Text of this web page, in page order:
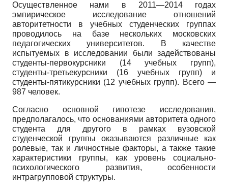
Осуществленное нами в 2011—2014 годах
эмпирическое исследование отношений
авторитетности в учебных студенческих группах
проводилось на базе нескольких московских
педагогических университетов. В качестве
испытуемых в исследовании были задействованы
студенты-первокурсники (14 учебных групп),
студенты-третьекурсники (16 учебных групп) и
студенты-пятикурсники (12 учебных групп). Всего —
987 человек.
Согласно основной гипотезе исследования,
предполагалось, что основаниями авторитета одного
студента для другого в рамках вузовской
студенческой группы оказываются различные как
ролевые, так и личностные факторы, а также такие
характеристики группы, как уровень социально-
психологического развития, особенности
интрагрупповой структуры.